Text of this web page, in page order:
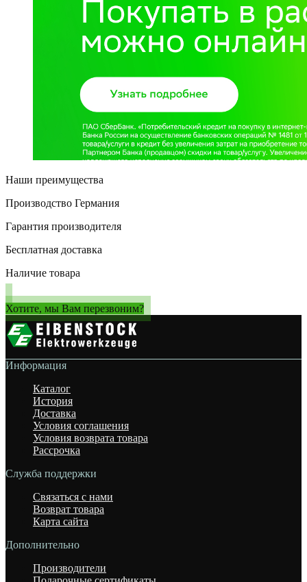
Наши преимущества
Производство Германия
Гарантия производителя
Бесплатная доставка
Наличие товара
Хотите, мы Вам перезвоним?
Информация
Каталог
История
Доставка
Условия соглашения
Условия возврата товара
Рассрочка
Служба поддержки
Связаться с нами
Возврат товара
Карта сайта
Дополнительно
Производители